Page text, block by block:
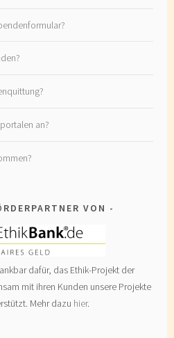
an?
VON
dafür, das Ethik-Projekt der
mit ihren Kunden unsere Projekte
Mehr dazu hier.